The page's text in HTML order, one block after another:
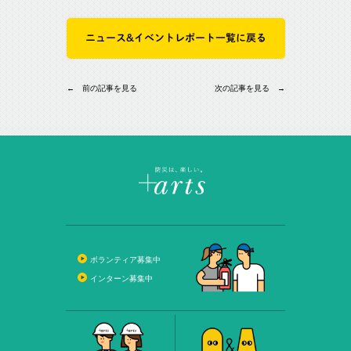
ニュース&イベントレポート一覧に戻る
← 前の記事を見る 次の記事を見る →
ボランティア募集中
インターン募集中